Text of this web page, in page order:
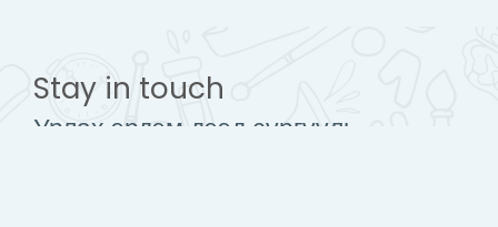
Stay in touch
Урлах эрдэм дээд сургууль